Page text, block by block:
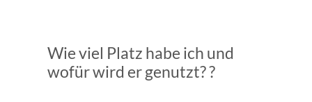
Wie viel Platz habe ich und
wofür wird er genutzt? ?